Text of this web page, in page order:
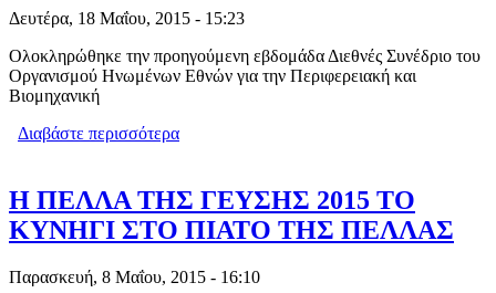
Δευτέρα, 18 Μαΐου, 2015 - 15:23
Ολοκληρώθηκε την προηγούμενη εβδομάδα Διεθνές Συνέδριο του
Οργανισμού Ηνωμένων Εθνών για την Περιφερειακή και
Βιομηχανική
Διαβάστε περισσότερα
Η ΠΕΛΛΑ ΤΗΣ ΓΕΥΣΗΣ 2015 ΤΟ
ΚΥΝΗΓΙ ΣΤΟ ΠΙΑΤΟ ΤΗΣ ΠΕΛΛΑΣ
Παρασκευή, 8 Μαΐου, 2015 - 16:10